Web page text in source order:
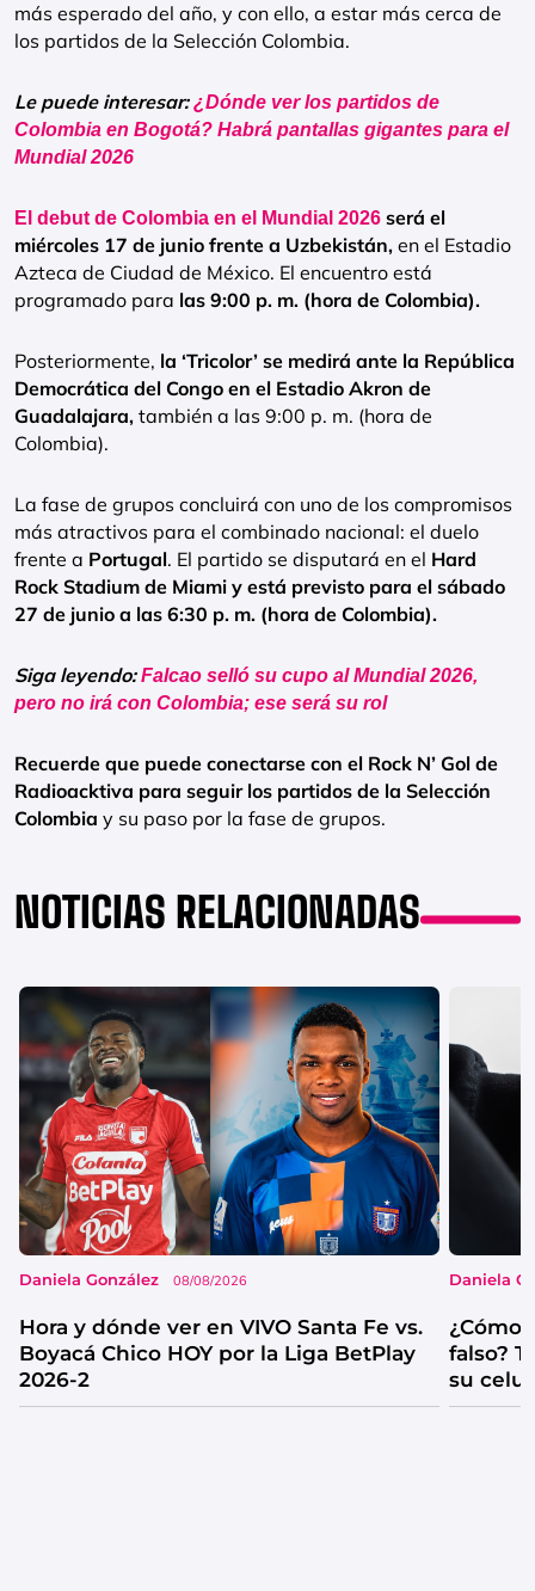
más esperado del año, y con ello, a estar más cerca de
los partidos de la Selección Colombia.
Le puede interesar:¿Dónde ver los partidos de
Colombia en Bogotá? Habrá pantallas gigantes para el
Mundial 2026
El debut de Colombia en el Mundial 2026 será el
miércoles 17 de junio frente a Uzbekistán, en el Estadio
Azteca de Ciudad de México. El encuentro está
programado para las 9:00 p. m. (hora de Colombia).
Posteriormente, la ‘Tricolor’ se medirá ante la República
Democrática del Congo en el Estadio Akron de
Guadalajara, también a las 9:00 p. m. (hora de
Colombia).
La fase de grupos concluirá con uno de los compromisos
más atractivos para el combinado nacional: el duelo
frente a Portugal. El partido se disputará en el Hard
Rock Stadium de Miami y está previsto para el sábado
27 de junio a las 6:30 p. m. (hora de Colombia).
Siga leyendo:Falcao selló su cupo al Mundial 2026,
pero no irá con Colombia; ese será su rol
Recuerde que puede conectarse con el Rock N’ Gol de
Radioacktiva para seguir los partidos de la Selección
Colombia y su paso por la fase de grupos.
NOTICIAS RELACIONADAS
Daniela González 08/08/2026
Hora y dónde ver en VIVO Santa Fe vs.
Boyacá Chico HOY por la Liga BetPlay
2026-2
Daniela
¿Cómo
falso?
su